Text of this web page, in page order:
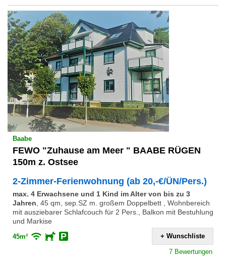
Baabe
FEWO "Zuhause am Meer " BAABE RÜGEN
150m z. Ostsee
2-Zimmer-Ferienwohnung (ab 20,-€/ÜN/Pers.)
max. 4 Erwachsene und 1 Kind im Alter von bis zu 3
Jahren, 45 qm, sep.SZ m. großem Doppelbett , Wohnbereich
mit ausziebarer Schlafcouch für 2 Pers., Balkon mit Bestuhlung
und Markise
45m² + Wunschliste
7 Bewertungen